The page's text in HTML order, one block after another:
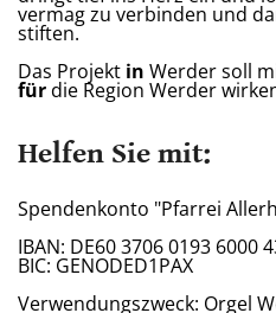
vermag zu verbinden und
stiften.
Das Projekt in Werder soll
fürdie Region Werder
Helfen Sie mit:
Spendenkonto "Pfarrei
IBAN: DE60 3706 0193 6000
BIC: GENODED1PAX
Verwendungszweck: Orgel